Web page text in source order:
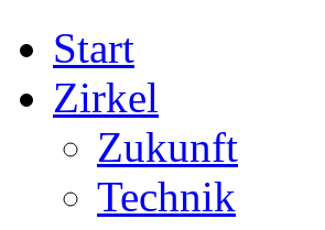
Start
Zirkel
Zukunft
Technik